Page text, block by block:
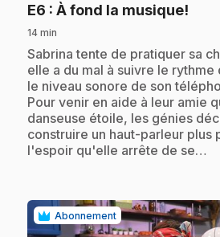
E6 : À fond la musique!
14 min
.Sabrina tente de pratiquer sa
elle a du mal à suivre le rythme
le niveau sonore de son
Pour venir en aide à leur amie
danseuse étoile, les génies
construire un haut-parleur plus
l'espoir qu'elle arrête de se…
Abonnement